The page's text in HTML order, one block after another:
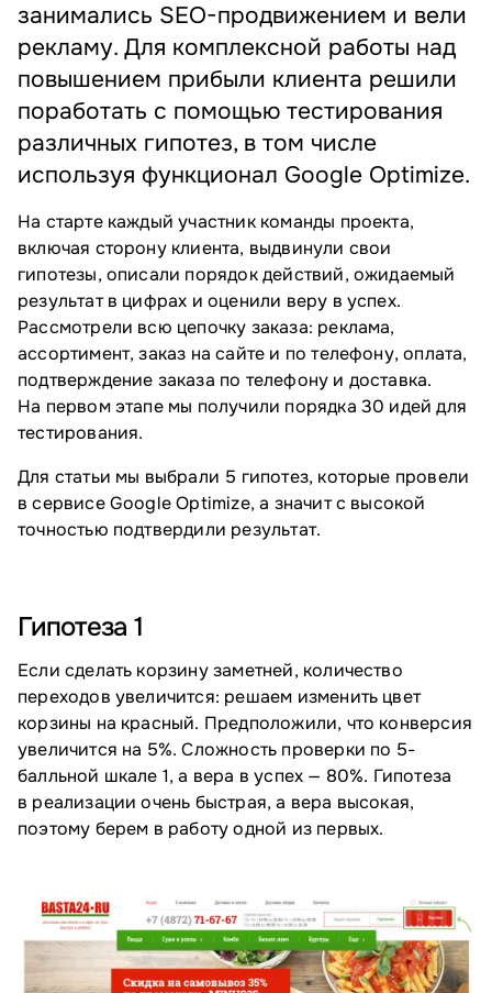
занимались SEO-продвижением и вели
рекламу. Для комплексной работы над
повышением прибыли клиента решили
поработать с помощью тестирования
различных гипотез, в том числе
используя функционал Google Optimize.
На старте каждый участник команды проекта,
включая сторону клиента, выдвинули свои
гипотезы, описали порядок действий, ожидаемый
результат в цифрах и оценили веру в успех.
Рассмотрели всю цепочку заказа: реклама,
ассортимент, заказ на сайте и по телефону, оплата,
подтверждение заказа по телефону и доставка.
На первом этапе мы получили порядка 30 идей для
тестирования.
Для статьи мы выбрали 5 гипотез, которые провели
в сервисе Google Optimize, а значит с высокой
точностью подтвердили результат.
Гипотеза 1
Если сделать корзину заметней, количество
переходов увеличится: решаем изменить цвет
корзины на красный. Предположили, что конверсия
увеличится на 5%. Сложность проверки по 5-
балльной шкале 1, а вера в успех — 80%. Гипотеза
в реализации очень быстрая, а вера высокая,
поэтому берем в работу одной из первых.